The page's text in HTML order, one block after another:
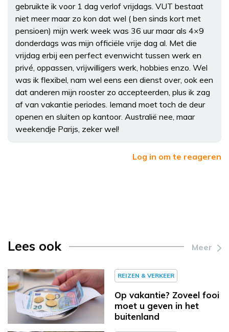
gebruikte ik voor 1 dag verlof vrijdags. VUT bestaat
niet meer maar zo kon dat wel ( ben sinds kort met
pensioen) mijn werk week was 36 uur maar als 4×9
donderdags was mijn officiële vrije dag al. Met die
vrijdag erbij een perfect evenwicht tussen werk en
privé, oppassen, vrijwilligers werk, hobbies enzo. Wel
was ik flexibel, nam wel eens een dienst over, ook een
dat anderen mijn rooster zo accepteerden, plus ik zag
af van vakantie periodes. Iemand moet toch de deur
openen en sluiten op kantoor. Australië nee, maar
weekendje Parijs, zeker wel!
Log in om te reageren
Lees ook Meer
REIZEN & VERKEER
Op vakantie? Zoveel fooi
moet u geven in het
buitenland